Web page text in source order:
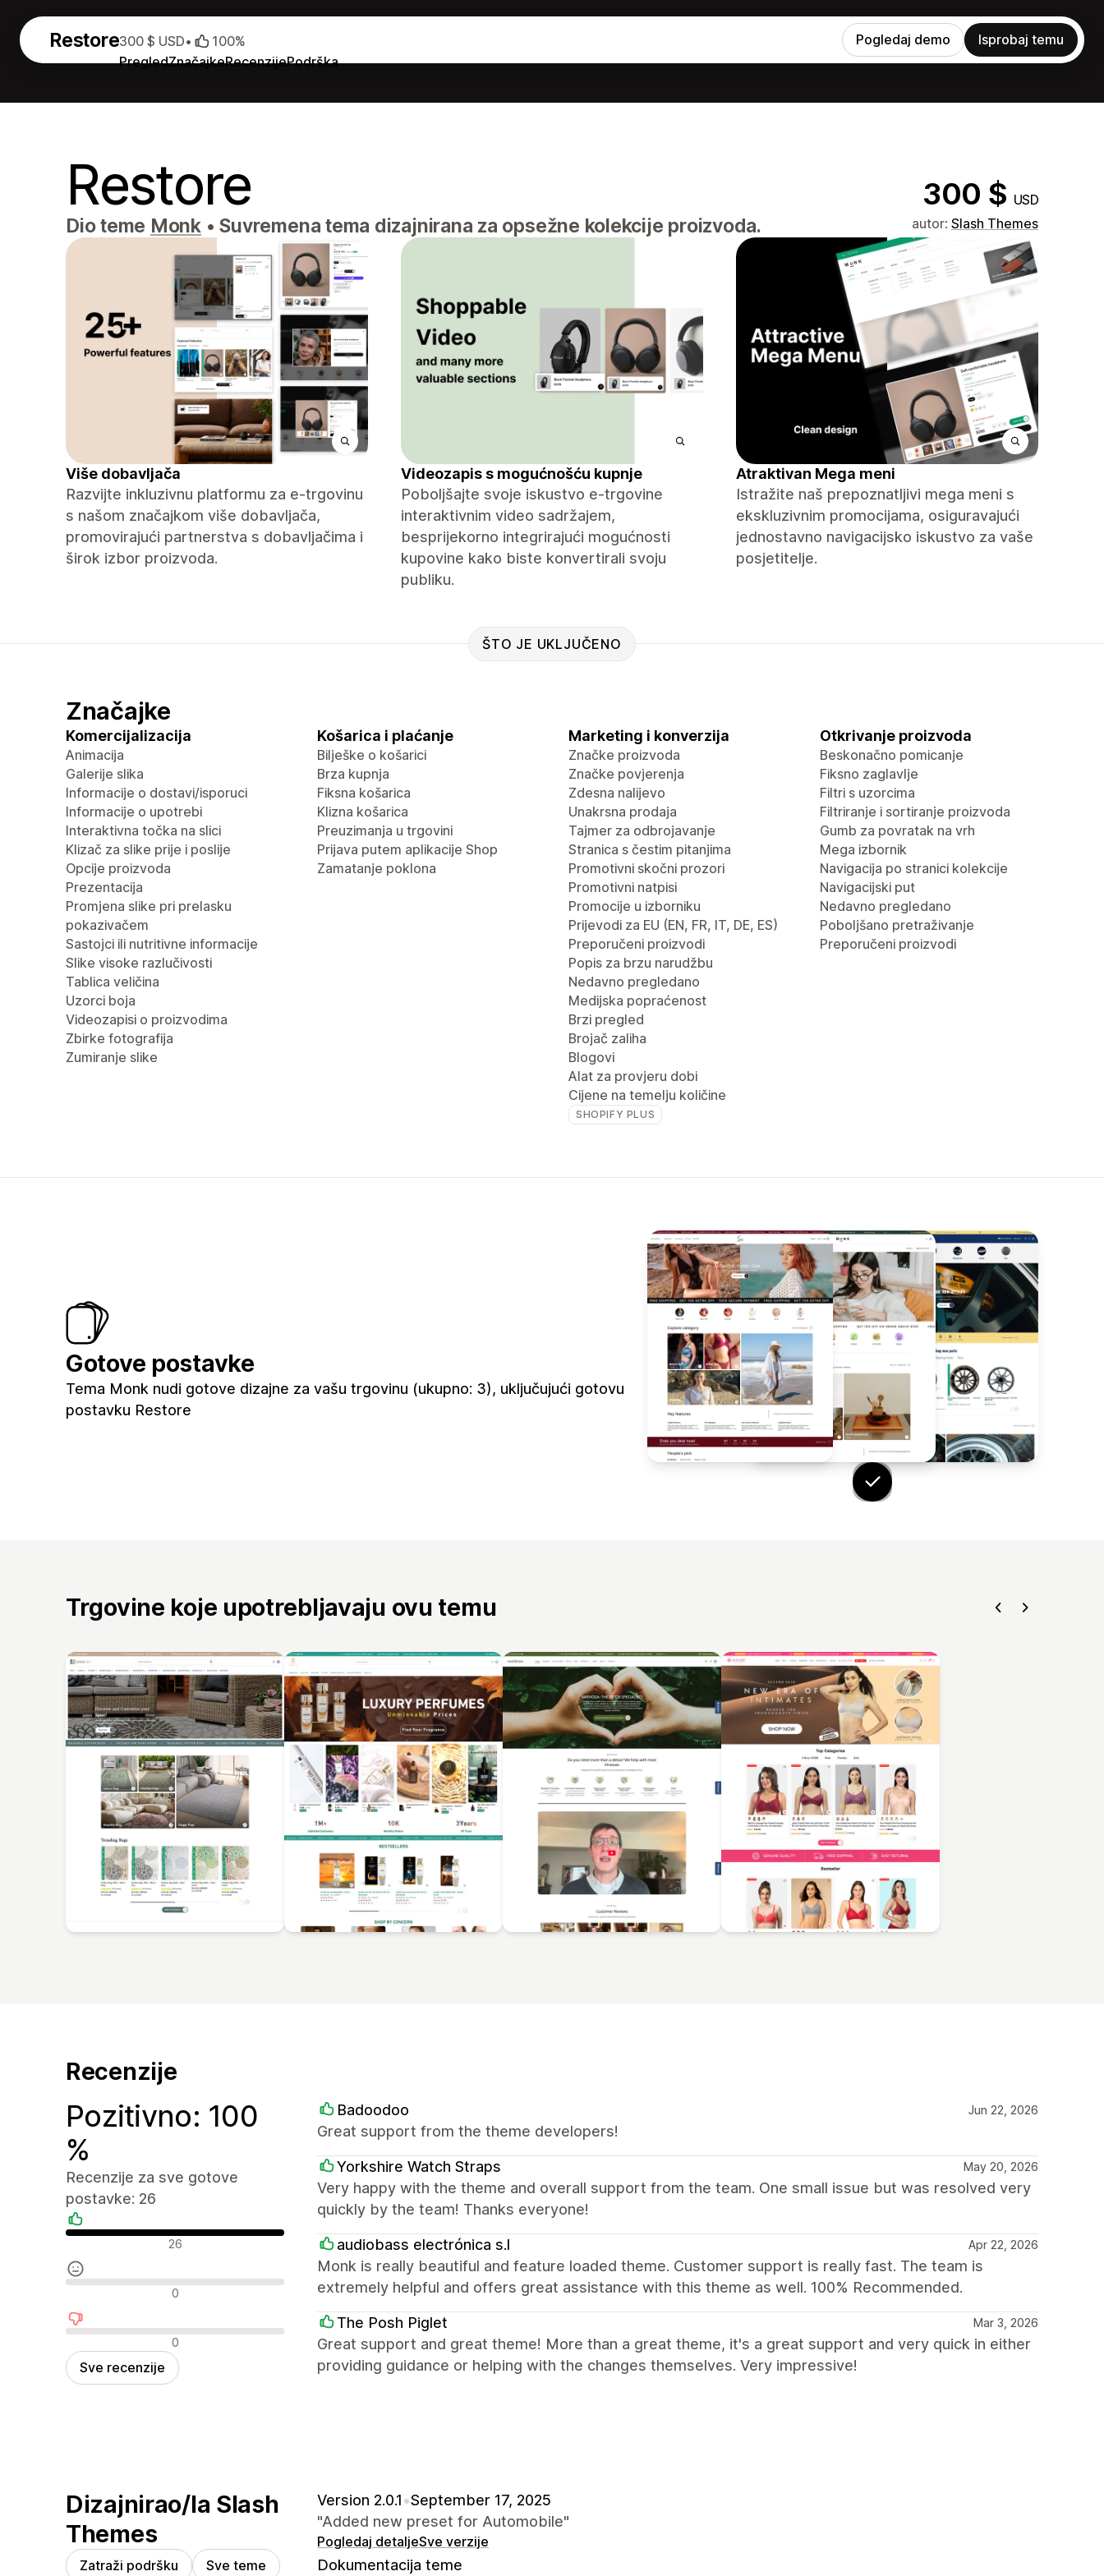
Restore
PregledZnačajkeRecenzijePodrška
300 $ USD• 100% Pogledaj demo Isprobaj temu
Restore 300 $ USD
Dio teme Monk • Suvremena tema dizajnirana za opsežne kolekcije proizvoda. autor: Slash Themes
Više dobavljača
Razvijte inkluzivnu platformu za e-trgovinu
s našom značajkom više dobavljača,
promovirajući partnerstva s dobavljačima i
širok izbor proizvoda.
Videozapis s mogućnošću kupnje
Poboljšajte svoje iskustvo e-trgovine
interaktivnim video sadržajem,
besprijekorno integrirajući mogućnosti
kupovine kako biste konvertirali svoju
publiku.
Atraktivan Mega meni
Istražite naš prepoznatljivi mega meni s
ekskluzivnim promocijama, osiguravajući
jednostavno navigacijsko iskustvo za vaše
posjetitelje.
ŠTO JE UKLJUČENO
Značajke
Komercijalizacija
Animacija
Galerije slika
Informacije o dostavi/isporuci
Informacije o upotrebi
Interaktivna točka na slici
Klizač za slike prije i poslije
Opcije proizvoda
Prezentacija
Promjena slike pri prelasku
pokazivačem
Sastojci ili nutritivne informacije
Slike visoke razlučivosti
Tablica veličina
Uzorci boja
Videozapisi o proizvodima
Zbirke fotografija
Zumiranje slike
Košarica i plaćanje
Bilješke o košarici
Brza kupnja
Fiksna košarica
Klizna košarica
Preuzimanja u trgovini
Prijava putem aplikacije Shop
Zamatanje poklona
Marketing i konverzija
Značke proizvoda
Značke povjerenja
Zdesna nalijevo
Unakrsna prodaja
Tajmer za odbrojavanje
Stranica s čestim pitanjima
Promotivni skočni prozori
Promotivni natpisi
Promocije u izborniku
Prijevodi za EU (EN, FR, IT, DE, ES)
Preporučeni proizvodi
Popis za brzu narudžbu
Nedavno pregledano
Medijska popraćenost
Brzi pregled
Brojač zaliha
Blogovi
Alat za provjeru dobi
Cijene na temelju količine
SHOPIFY PLUS
Otkrivanje proizvoda
Beskonačno pomicanje
Fiksno zaglavlje
Filtri s uzorcima
Filtriranje i sortiranje proizvoda
Gumb za povratak na vrh
Mega izbornik
Navigacija po stranici kolekcije
Navigacijski put
Nedavno pregledano
Poboljšano pretraživanje
Preporučeni proizvodi
Gotove postavke
Tema Monk nudi gotove dizajne za vašu trgovinu (ukupno: 3), uključujući gotovu
postavku Restore
Trgovine koje upotrebljavaju ovu temu
Recenzije
Pozitivno: 100
%
Recenzije za sve gotove
postavke: 26
Pozitivne recenzije
26
Neutralne recenzije
0
Negativne recenzije
0
Sve recenzije
Badoodoo Jun 22, 2026
Great support from the theme developers!
Yorkshire Watch Straps May 20, 2026
Very happy with the theme and overall support from the team. One small issue but was resolved very
quickly by the team! Thanks everyone!
audiobass electrónica s.l Apr 22, 2026
Monk is really beautiful and feature loaded theme. Customer support is really fast. The team is
extremely helpful and offers great assistance with this theme as well. 100% Recommended.
The Posh Piglet Mar 3, 2026
Great support and great theme! More than a great theme, it's a great support and very quick in either
providing guidance or helping with the changes themselves. Very impressive!
Dizajnirao/la Slash
Themes
Zatraži podršku Sve teme
Version 2.0.1•September 17, 2025
"Added new preset for Automobile"
Pogledaj detaljeSve verzije
Dokumentacija teme